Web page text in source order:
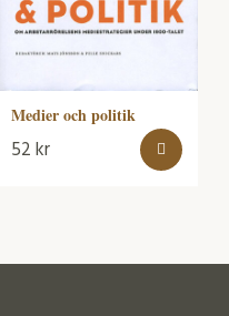
Medier och politik
52kr